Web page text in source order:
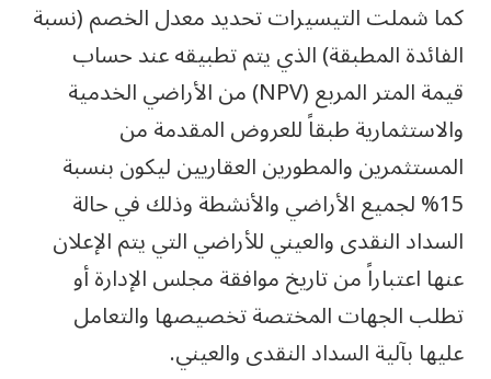
كما شملت التيسيرات تحديد معدل الخصم (نسبة
الفائدة المطبقة) الذي يتم تطبيقه عند حساب
قيمة المتر المربع (NPV) من الأراضي الخدمية
والاستثمارية طبقاً للعروض المقدمة من
المستثمرين والمطورين العقاريين ليكون بنسبة
15% لجميع الأراضي والأنشطة وذلك في حالة
السداد النقدى والعيني للأراضي التي يتم الإعلان
عنها اعتباراً من تاريخ موافقة مجلس الإدارة أو
تطلب الجهات المختصة تخصيصها والتعامل
عليها بآلية السداد النقدى والعيني.